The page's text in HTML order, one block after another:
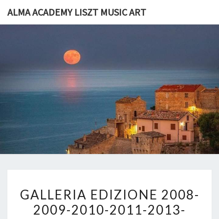
ALMA ACADEMY LISZT MUSIC ART
ALMA
LISZT
MUSIC
ART
I Luoghi Di
F.Liszt 1868
Grottammare
EDIZIONE
2008-
GALLERIA EDIZIONE 2008-
2009-2010-2011-2013-